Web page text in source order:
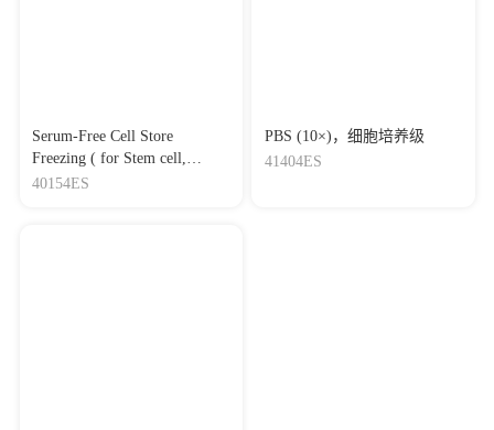
Serum-Free Cell Store
Freezing ( for Stem cell,
DMSO - free) 无血清细胞冻
40154ES
PBS (10×)，细胞培养级
41404ES